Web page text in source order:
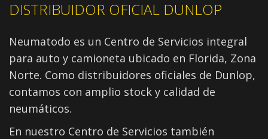
DISTRIBUIDOR OFICIAL DUNLOP
Neumatodo es un Centro de Servicios integral
para auto y camioneta ubicado en Florida, Zona
Norte. Como distribuidores oficiales de Dunlop,
contamos con amplio stock y calidad de
neumáticos.
En nuestro Centro de Servicios también